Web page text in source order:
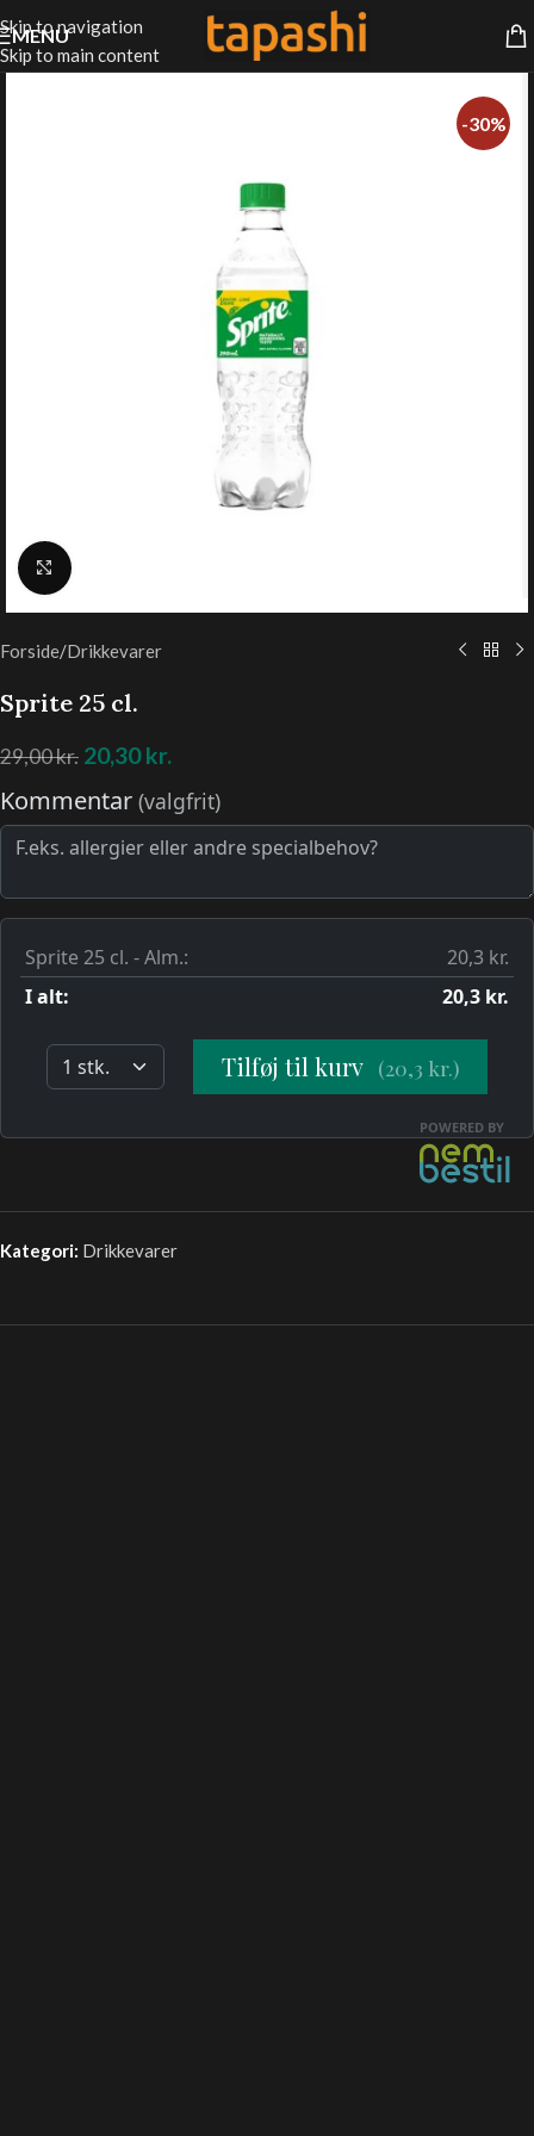
Skip to navigation
Skip to main content
MENU
-30%
Klik for at forstørre
Forside/Drikkevarer
Sprite 25 cl.
29,00kr. 20,30kr.
Kategori: Drikkevarer